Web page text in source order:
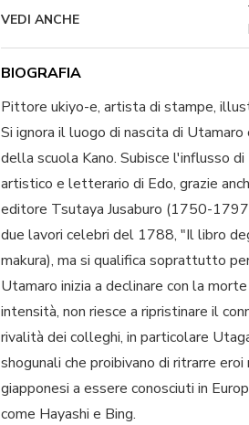
VEDI ANCHE
BIOGRAFIA
Pittore ukiyo-e, artista di stampe,
Si ignora il luogo di nascita di
della scuola Kano. Subisce l'influsso
artistico e letterario di Edo, grazie
editore Tsutaya Jusaburo (1750-
due lavori celebri del 1788, "Il libro
makura), ma si qualifica soprattutto
Utamaro inizia a declinare con la
intensità, non riesce a ripristinare il
rivalità dei colleghi, in particolare
shogunali che proibivano di ritrarre
giapponesi a essere conosciuti in
come Hayashi e Bing.